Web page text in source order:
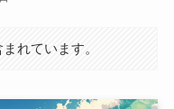
れています。